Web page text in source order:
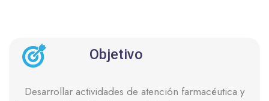
Objetivo
Desarrollar actividades de atención farmacéutica y